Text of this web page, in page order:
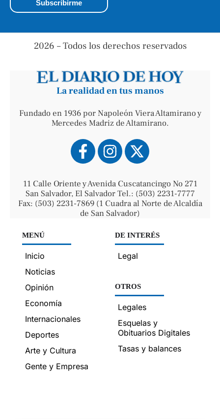
2026 – Todos los derechos reservados
La realidad en tus manos
Fundado en 1936 por Napoleón Viera Altamirano y
Mercedes Madriz de Altamirano.
11 Calle Oriente y Avenida Cuscatancingo No 271
San Salvador, El Salvador Tel.: (503) 2231-7777
Fax: (503) 2231-7869 (1 Cuadra al Norte de Alcaldía
de San Salvador)
MENÚ
Inicio
Noticias
Opinión
Economía
Internacionales
Deportes
Arte y Cultura
Gente y Empresa
DE INTERÉS
Legal
OTROS
Legales
Esquelas y
Obituarios Digitales
Tasas y balances